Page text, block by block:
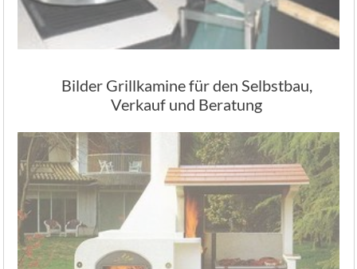
Bilder Grillkamine für den Selbstbau,
Verkauf und Beratung